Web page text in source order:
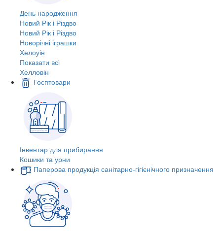
День народження
Новий Рік і Різдво
Новий Рік і Різдво
Новорічні іграшки
Хелоуін
Показати всі
Хелловін
Госптовари
Інвентар для прибирання
Кошики та урни
Паперова продукція санітарно-гігієнічного призначення